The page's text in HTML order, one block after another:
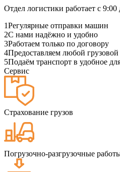
Отдел логистики работает с 9:00
1Регулярные отправки машин
2С нами надёжно и удобно
3Работаем только по договору
4Предоставляем любой грузовой
5Подаём транспорт в удобное
Сервис
Страхование грузов
Погрузочно-разгрузочные